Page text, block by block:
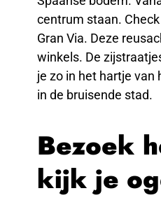
centrum staan.
Gran Via. Deze
winkels. De
je zo in het hartje van
in de bruisende stad.
Bezoek
kijk je